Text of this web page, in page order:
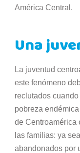
América Central.
Una
La juventud
este fenómeno
reclutados
pobreza
de Centroamérica
las familias: ya
abandonados por